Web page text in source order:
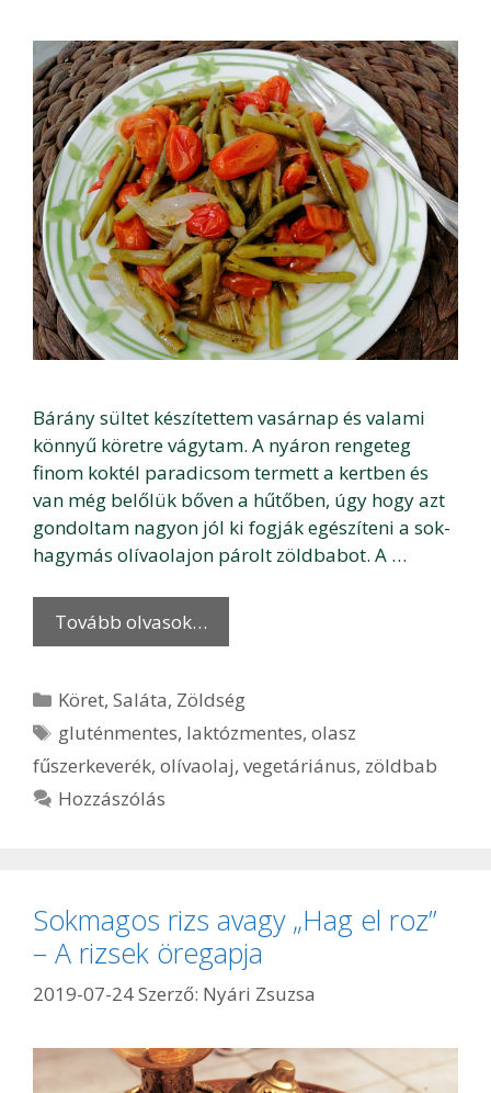
Bárány sültet készítettem vasárnap és valami
könnyű köretre vágytam. A nyáron rengeteg
finom koktél paradicsom termett a kertben és
van még belőlük bőven a hűtőben, úgy hogy azt
gondoltam nagyon jól ki fogják egészíteni a sok-
hagymás olívaolajon párolt zöldbabot. A …
Tovább olvasok…
Kategória
Köret,Saláta, Zöldség
Címkék
gluténmentes, laktózmentes,olasz
fűszerkeverék, olívaolaj, vegetáriánus, zöldbab
Hozzászólás
Sokmagos rizs avagy „Hag el roz”
– A rizsek öregapja
2019-07-24Szerző: Nyári Zsuzsa